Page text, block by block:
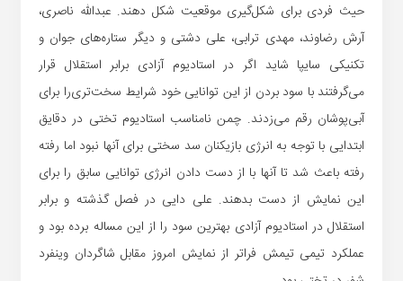
حیث فردی برای شکل‌گیری موقعیت شکل دهند. عبدالله ناصری،
آرش رضاوند، مهدی ترابی، علی دشتی و دیگر ستاره‌های جوان و
تکنیکی سایپا شاید اگر در استادیوم آزادی برابر استقلال قرار
می‌گرفتند با سود بردن از این توانایی خود شرایط سخت‌تری‌را برای
آبی‌پوشان رقم می‌زدند. چمن نامناسب استادیوم تختی در دقایق
ابتدایی با توجه به انرژی بازیکنان سد سختی برای آنها نبود اما رفته
رفته باعث شد تا آنها با از دست دادن انرژی توانایی سابق را برای
این نمایش از دست بدهند. علی دایی در فصل گذشته و برابر
استقلال در استادیوم آزادی بهترین سود را از این مساله برده بود و
عملکرد تیمی تیمش فراتر از نمایش امروز مقابل شاگردان وینفرد